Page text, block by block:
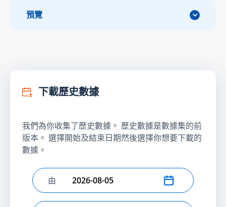
預覽
下載歷史數據
我們為你收集了歷史數據。 歷史數據是數據集的前
版本。 選擇開始及結束日期然後選擇你想要下載的
數據。
選擇開始日期
由